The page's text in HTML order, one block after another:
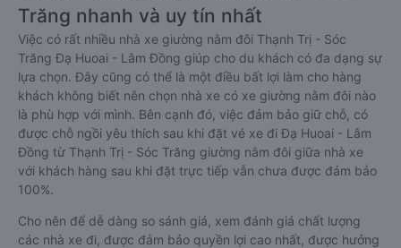
Trăng nhanh và uy tín nhất
Việc có rất nhiều nhà xe giường nằm đôi Thạnh Trị - Sóc
Trăng Đạ Huoai - Lâm Đồng giúp cho du khách có đa dạng sự
lựa chọn. Đây cũng có thể là một điều bất lợi làm cho hàng
khách không biết nên chọn nhà xe có xe giường nằm đôi nào
là phù hợp với mình. Bên cạnh đó, việc đảm bảo giữ chỗ, có
được chỗ ngồi yêu thích sau khi đặt vé xe đi Đạ Huoai - Lâm
Đồng từ Thạnh Trị - Sóc Trăng giường nằm đôi giữa nhà xe
với khách hàng sau khi đặt trực tiếp vẫn chưa được đảm bảo
100%.
Cho nên để dễ dàng so sánh giá, xem đánh giá chất lượng
các nhà xe đi, được đảm bảo quyền lợi cao nhất, được hưởng